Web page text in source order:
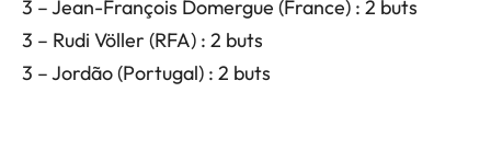
3 – Jean-François Domergue (France) : 2 buts
3 – Rudi Völler (RFA) : 2 buts
3 – Jordão (Portugal) : 2 buts